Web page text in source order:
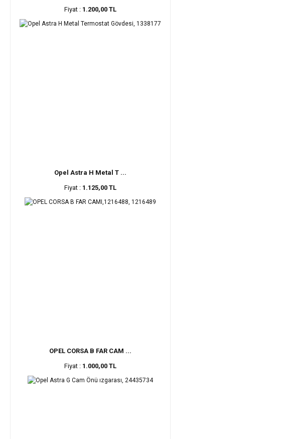
Fiyat : 1.200,00 TL
Opel Astra H Metal T ...
Fiyat : 1.125,00 TL
OPEL CORSA B FAR CAM ...
Fiyat : 1.000,00 TL